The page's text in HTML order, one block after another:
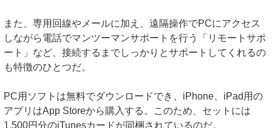
また、専用回線やメールに加え、遠隔操作でPCにアクセス
しながら電話でマンツーマンサポートを行う「リモートサポ
ート」など、接続するまでしっかりとサポートしてくれるの
も特徴のひとつだ。
PC用ソフトは無料でダウンロードでき、iPhone、iPad用の
アプリはApp Storeから購入する。このため、セットには
1,500円分のiTunesカードが同梱されているのだ。